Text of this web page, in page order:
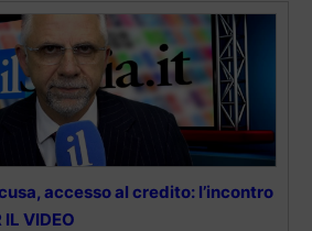
accesso al credito: l’incontro
IL VIDEO